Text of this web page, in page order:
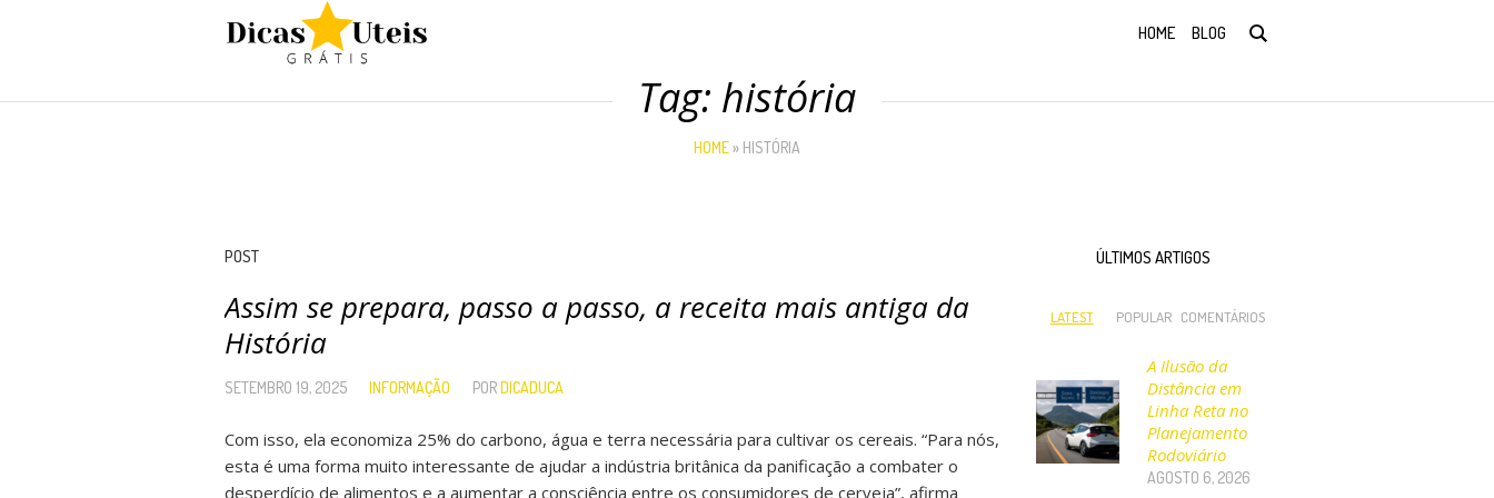
HOME BLOG
Tag: história
HOME» HISTÓRIA
POST
Assim se prepara, passo a passo, a receita mais antiga da
História
SETEMBRO 19, 2025 INFORMAÇÃO PORDICADUCA
Com isso, ela economiza 25% do carbono, água e terra necessária para cultivar os cereais. “Para nós,
esta é uma forma muito interessante de ajudar a indústria britânica da panificação a combater o
desperdício de alimentos e a aumentar a consciência entre os consumidores de cerveja”, afirma
ÚLTIMOS ARTIGOS
LATEST POPULAR COMENTÁRIOS
A Ilusão da
Distância em
Linha Reta no
Planejamento
Rodoviário
AGOSTO 6, 2026